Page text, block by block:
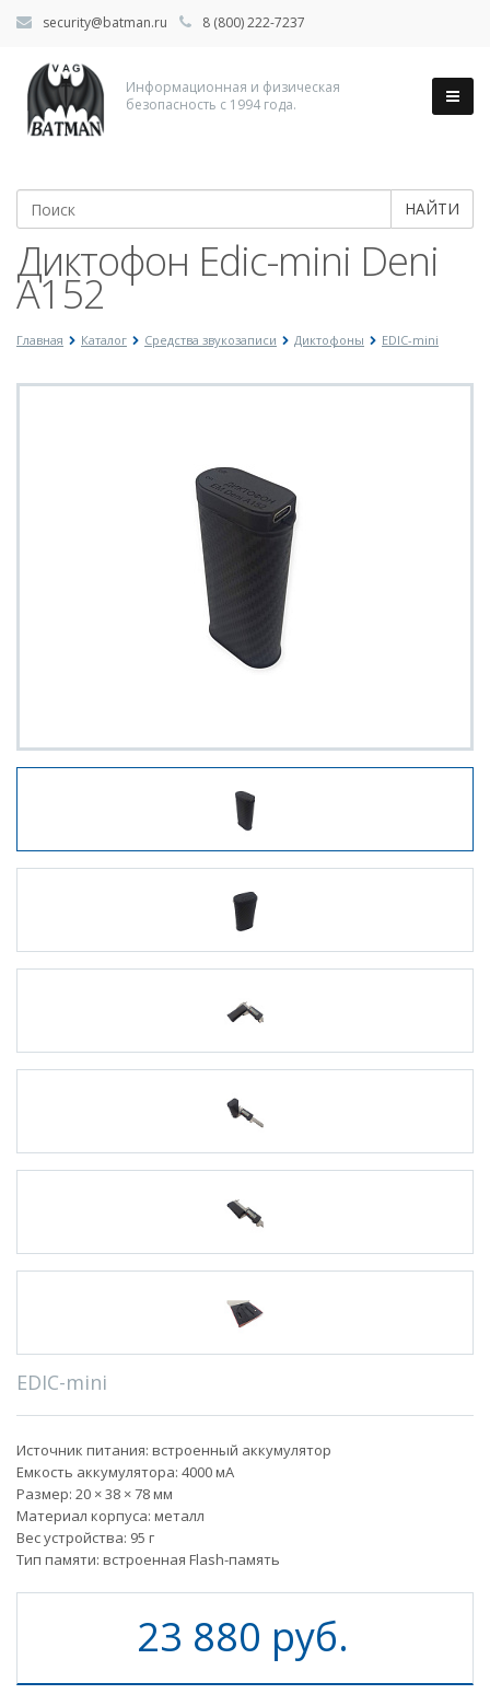
security@batman.ru 8 (800) 222-7237
Информационная и физическая
безопасность с 1994 года.
НАЙТИ
Диктофон Edic-mini Deni
A152
Главная Каталог Средства звукозаписи Диктофоны EDIC-mini
EDIC-mini
Источник питания: встроенный аккумулятор
Емкость аккумулятора: 4000 мА
Размер: 20 × 38 × 78 мм
Материал корпуса: металл
Вес устройства: 95 г
Тип памяти: встроенная Flash-память
23 880 руб.